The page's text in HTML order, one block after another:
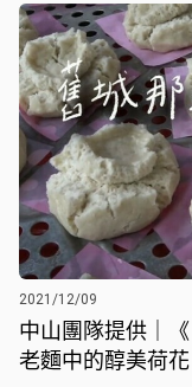
2021/12/09
中山團隊提供｜
老麵中的醇美荷花